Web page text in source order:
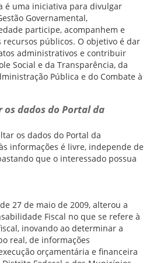
é uma iniciativa para divulgar
Governamental,
participe, acompanhem e
recursos públicos. O objetivo é dar
administrativos e contribuir
Social e da Transparência, da
Pública e do Combate à
os dados do Portal da
os dados do Portal da
informações é livre, independe de
que o interessado possua
27 de maio de 2009, alterou a
Fiscal no que se refere à
inovando ao determinar a
real, de informações
orçamentária e financeira